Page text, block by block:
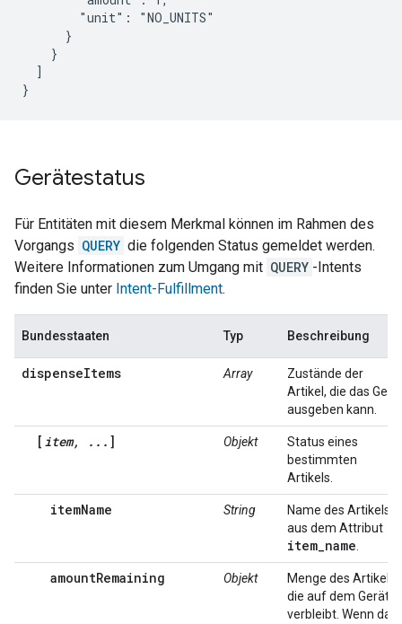
        "unit": "NO_UNITS"
      }
    }
  ]
}
Gerätestatus
Für Entitäten mit diesem Merkmal können im Rahmen des
Vorgangs QUERY die folgenden Status gemeldet werden.
Weitere Informationen zum Umgang mit QUERY -Intents
finden Sie unter Intent-Fulfillment.
Bundesstaaten Typ Beschreibung
dispenseItems Array
Zustände der
Artikel, die das
ausgeben kann.
[ item, ... ] Objekt
Status eines
bestimmten
Artikels.
itemName String
Name des Artikels
aus dem Attribut
item_name
amountRemaining Objekt
Menge des Artikels,
die auf dem Gerät
verbleibt. Wenn das